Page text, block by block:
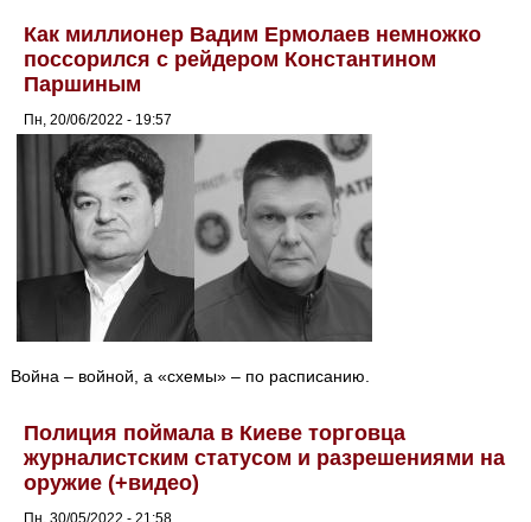
Как миллионер Вадим Ермолаев немножко
поссорился с рейдером Константином
Паршиным
Пн, 20/06/2022 - 19:57
Война – войной, а «схемы» – по расписанию.
Полиция поймала в Киеве торговца
журналистским статусом и разрешениями на
оружие (+видео)